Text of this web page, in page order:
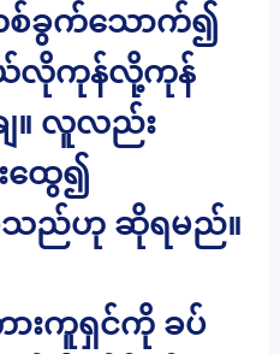
စ်ခွက်သောက်၍
ယ်လိုကုန်လို့ကုန်
ေ။ လူလည်း
ထွေ၍
သည်ဟု ဆိုရမည်။
းကူရှင်ကို ခပ်